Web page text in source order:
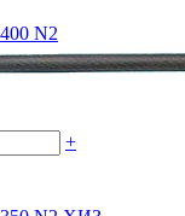
N2
+